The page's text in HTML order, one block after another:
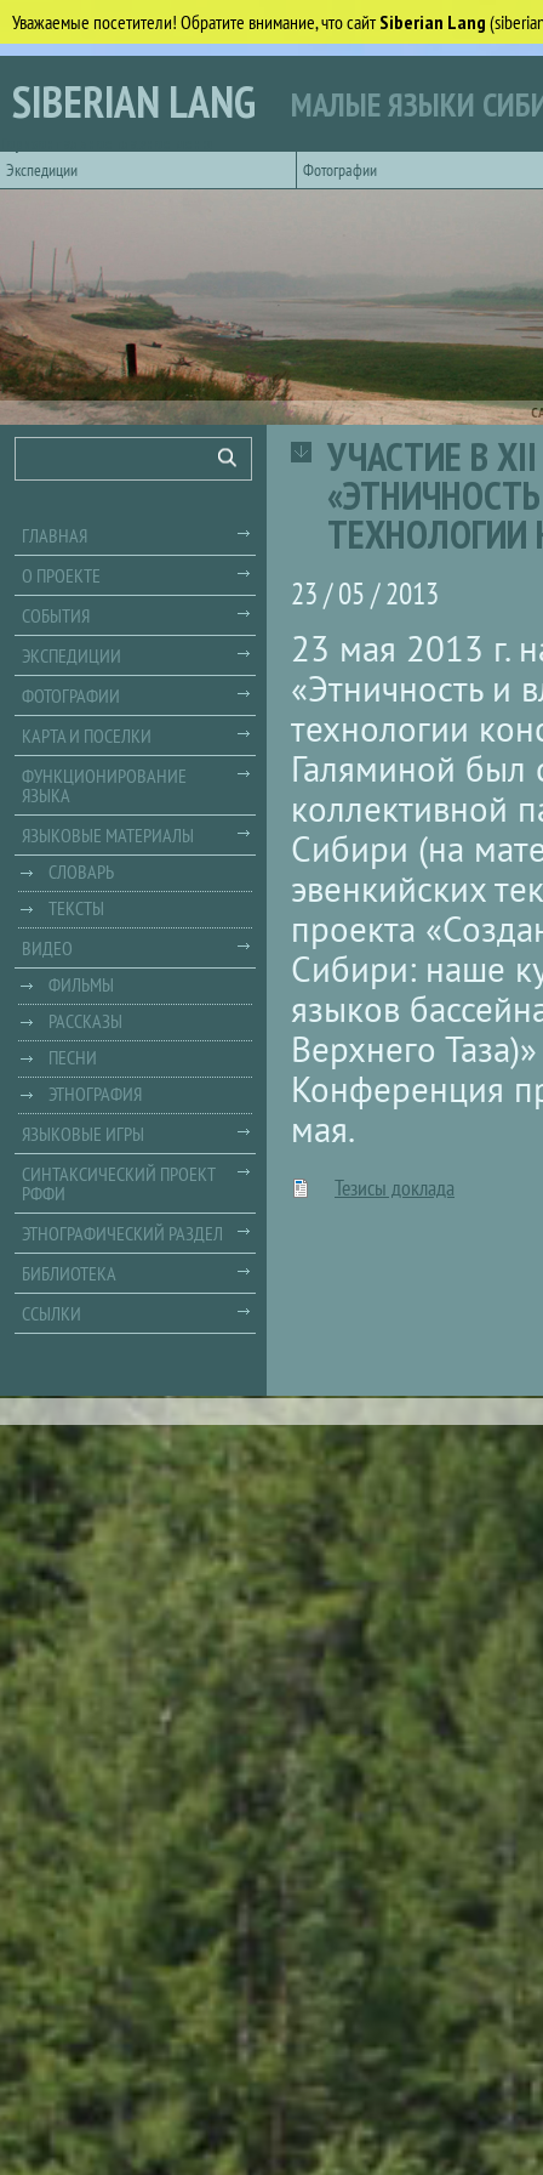
Уважаемые посетители! Обратите внимание, что сайтSiberian Lang
Перейти к основному содержанию
SIBERIAN LANG МАЛЫЕ ЯЗЫКИ
Экспедиции
Фотографии
УЧАСТИЕ В
ТЕХНОЛОГИИ
23 / 05 / 2013
23 мая 2013 г.
«Этничность и
технологии
Галяминой был
коллективной
Сибири (на
эвенкийских
проекта
Сибири: наше
языков
Верхнего Таза)»
Конференция
мая.
Тезисы доклада
Поиск
ГЛАВНАЯ
О ПРОЕКТЕ
СОБЫТИЯ
ЭКСПЕДИЦИИ
ФОТОГРАФИИ
КАРТА И ПОСЕЛКИ
ФУНКЦИОНИРОВАНИЕ
ЯЗЫКА
ЯЗЫКОВЫЕ МАТЕРИАЛЫ
СЛОВАРЬ
ТЕКСТЫ
ВИДЕО
ФИЛЬМЫ
РАССКАЗЫ
ПЕСНИ
ЭТНОГРАФИЯ
ЯЗЫКОВЫЕ ИГРЫ
СИНТАКСИЧЕСКИЙ ПРОЕКТ
РФФИ
ЭТНОГРАФИЧЕСКИЙ РАЗДЕЛ
БИБЛИОТЕКА
ССЫЛКИ